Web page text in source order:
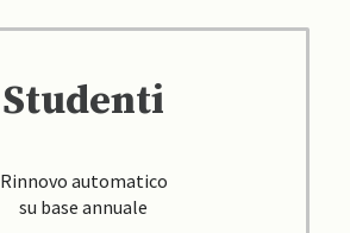
Studenti
Rinnovo automatico
su base annuale